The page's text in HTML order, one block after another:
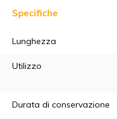
Specifiche
Lunghezza
Utilizzo
Durata di conservazione